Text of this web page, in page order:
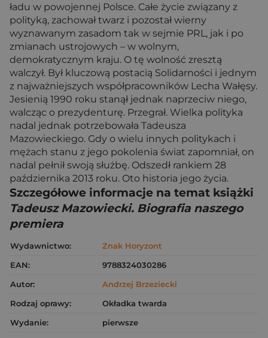
ładu w powojennej Polsce. Całe życie związany z
polityką, zachował twarz i pozostał wierny
wyznawanym zasadom tak w sejmie PRL, jak i po
zmianach ustrojowych – w wolnym,
demokratycznym kraju. O tę wolność zresztą
walczył. Był kluczową postacią Solidarności i jednym
z najważniejszych współpracowników Lecha Wałęsy.
Jesienią 1990 roku stanął jednak naprzeciw niego,
walcząc o prezydenturę. Przegrał. Wielka polityka
nadal jednak potrzebowała Tadeusza
Mazowieckiego. Gdy o wielu innych politykach i
mężach stanu z jego pokolenia świat zapomniał, on
nadal pełnił swoją służbę. Odszedł rankiem 28
października 2013 roku. Oto historia jego życia.
Szczegółowe informacje na temat książki
Tadeusz Mazowiecki. Biografia naszego
premiera
Wydawnictwo:
Znak Horyzont
EAN:
9788324030286
Autor:
Andrzej Brzeziecki
Rodzaj oprawy:
Okładka twarda
Wydanie:
pierwsze